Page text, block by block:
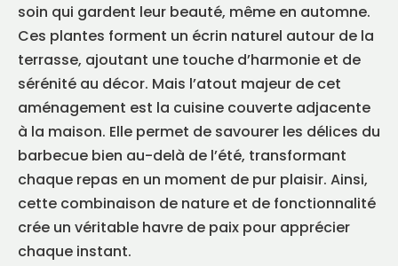
soin qui gardent leur beauté, même en automne.
Ces plantes forment un écrin naturel autour de la
terrasse, ajoutant une touche d’harmonie et de
sérénité au décor. Mais l’atout majeur de cet
aménagement est la cuisine couverte adjacente
à la maison. Elle permet de savourer les délices du
barbecue bien au-delà de l’été, transformant
chaque repas en un moment de pur plaisir. Ainsi,
cette combinaison de nature et de fonctionnalité
crée un véritable havre de paix pour apprécier
chaque instant.